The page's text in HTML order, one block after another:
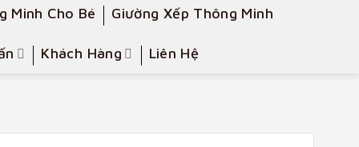
Minh Cho Bé Giường Xếp Thông Minh
Khách Hàng Liên Hệ